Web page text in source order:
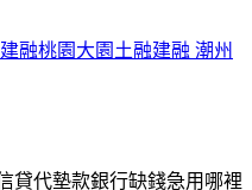
融桃園大園土融建融 潮州
貸代墊款銀行缺錢急用哪裡